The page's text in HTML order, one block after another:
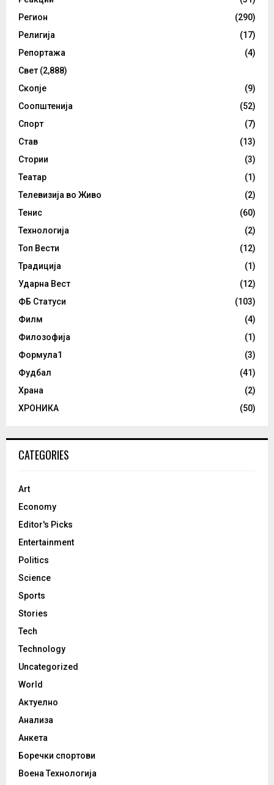
Регион
(290)
Религија
(17)
Репортажа
(4)
Свет (2,888)
Скопје
(9)
Соопштенија
(52)
Спорт
(7)
Став
(13)
Стории
(3)
Театар
(1)
Телевизија во Живо
(2)
Тенис
(60)
Технологија
(2)
Топ Вести
(12)
Традиција
(1)
Ударна Вест
(12)
ФБ Статуси
(103)
Филм
(4)
Филозофија
(1)
Формула1
(3)
Фудбал
(41)
Храна
(2)
ХРОНИКА
(50)
CATEGORIES
Art
Economy
Editor's Picks
Entertainment
Politics
Science
Sports
Stories
Tech
Technology
Uncategorized
World
Актуелно
Анализа
Анкета
Боречки спортови
Воена Технологија